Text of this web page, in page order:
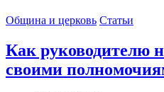
Община и церковь Статьи
Как руководителю
своими